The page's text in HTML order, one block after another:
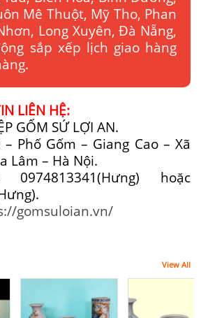
Mê Thuột, Mỹ Tho, Phan
Long Xuyên, Đà Nẵng,
sắp xếp lịch giao hàng
LIÊN HỆ:
GỐM SỨ LỢI AN.
Phố Gốm – Giang Cao – Xã
Lâm – Hà Nội.
hoặc
gomsuloian.vn/
View All